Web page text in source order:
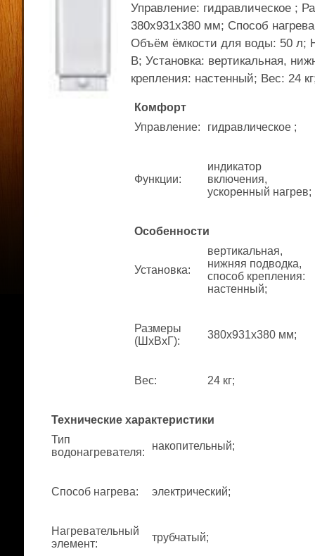
Управление: гидравлическое ;
380x931x380 мм; Способ
Объём ёмкости для воды: 50 л;
В; Установка: вертикальная,
крепления: настенный; Вес: 24
Комфорт
Управление: гидравлическое ;
Функции:
индикатор
включения,
ускоренный нагрев;
Особенности
Установка:
вертикальная,
нижняя подводка,
способ крепления:
настенный;
Размеры
(ШхВхГ):
380x931x380 мм;
Вес: 24 кг;
Технические характеристики
Тип
водонагревателя:
накопительный;
Способ нагрева: электрический;
Нагревательный
элемент:
трубчатый;